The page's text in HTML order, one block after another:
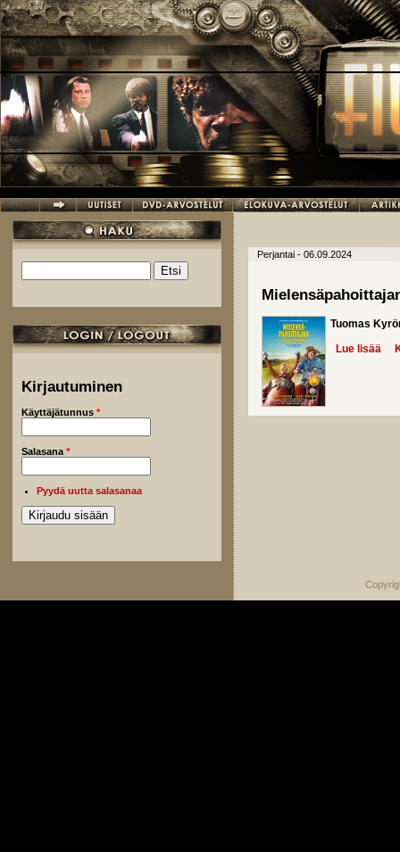
Hyppää pääsisältöön
Hakulomake
Kirjautuminen
Käyttäjätunnus *
Salasana *
Pyydä uutta salasanaa
Perjantai - 06.09.2024
Tuomas
Lue lisää